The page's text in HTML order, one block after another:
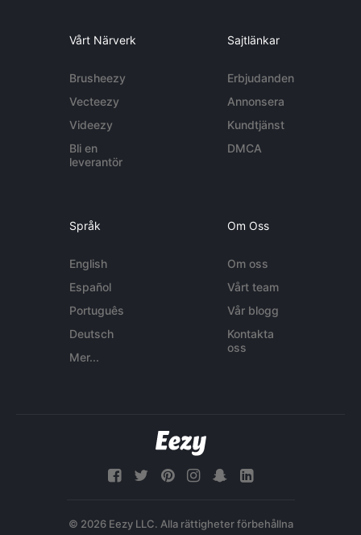
Vårt Närverk
Brusheezy
Vecteezy
Videezy
Bli en
leverantör
Sajtlänkar
Erbjudanden
Annonsera
Kundtjänst
DMCA
Språk
English
Español
Português
Deutsch
Mer...
Om Oss
Om oss
Vårt team
Vår blogg
Kontakta
oss
© 2026 Eezy LLC. Alla rättigheter förbehållna